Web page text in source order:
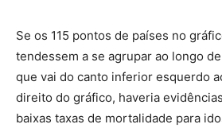
Se os 115 pontos de países no
tendessem a se agrupar ao longo
que vai do canto inferior esquerdo
direito do gráfico, haveria
baixas taxas de mortalidade para